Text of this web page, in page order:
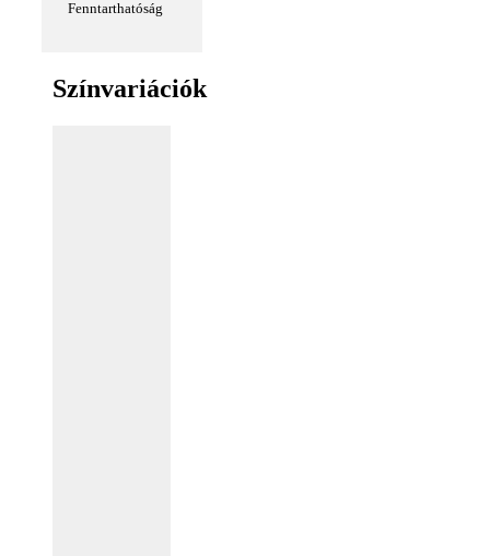
Fenntarthatóság
Színvariációk